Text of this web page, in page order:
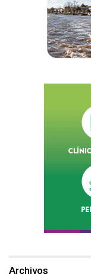
Archivos